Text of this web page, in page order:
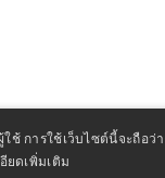
ช้ การใช้เว็บไซต์นี้จะถือ
ยดเพิ่มเติม